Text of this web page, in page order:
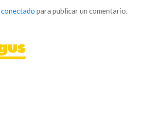
conectado para publicar un comentario.